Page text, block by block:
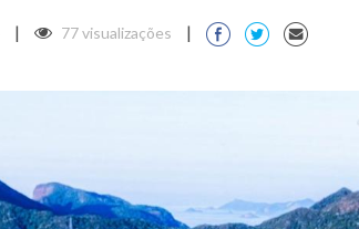
| 77 visualizações |